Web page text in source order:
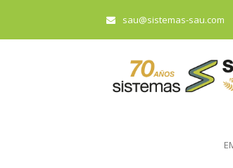
sau@sistemas-sau.com